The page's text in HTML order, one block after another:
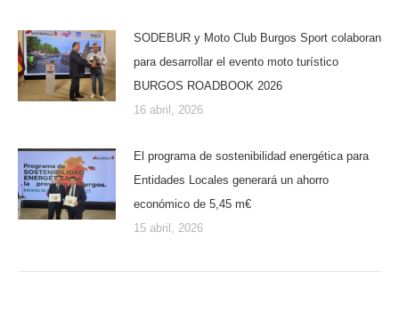
SODEBUR y Moto Club Burgos Sport colaboran
para desarrollar el evento moto turístico
BURGOS ROADBOOK 2026
16 abril, 2026
El programa de sostenibilidad energética para
Entidades Locales generará un ahorro
económico de 5,45 m€
15 abril, 2026